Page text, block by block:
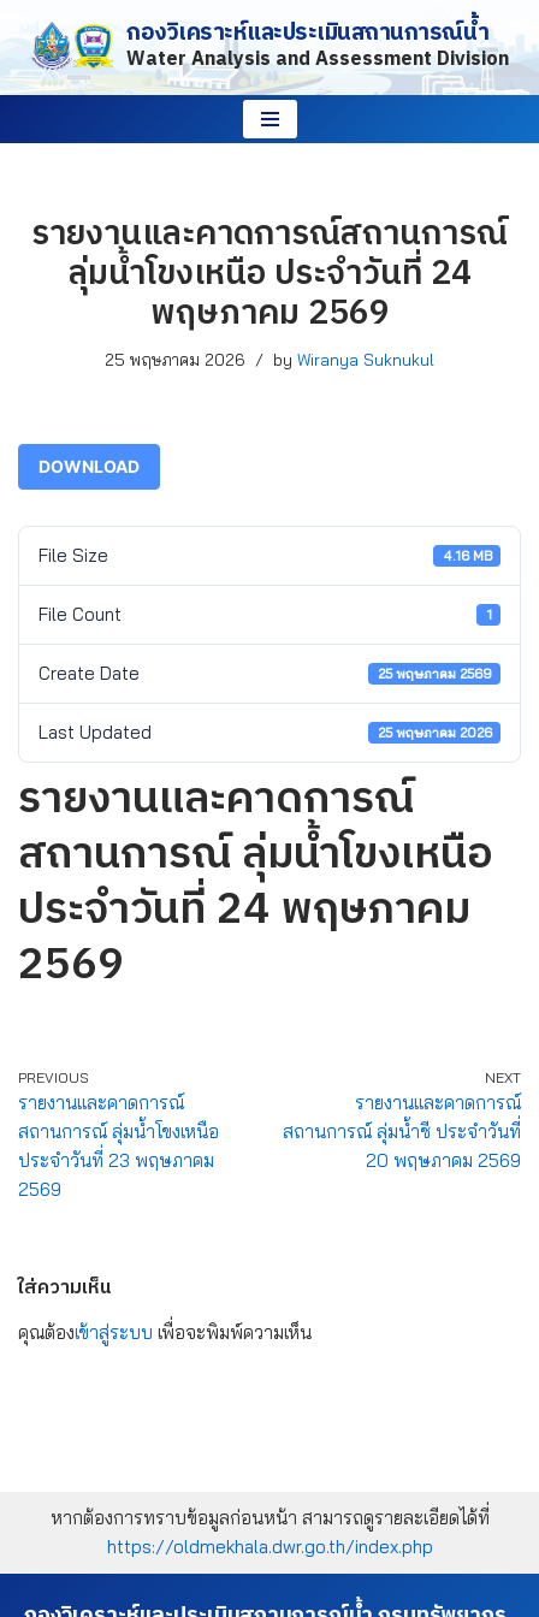
Skip
to
กองวิเคราะห์และประเมินสถานการณ์น้ำ
Water Analysis and Assessment Division
รายงานและคาดการณ์สถานการณ์
ลุ่มน้ำโขงเหนือ ประจำวันที่ 24
พฤษภาคม 2569
25 พฤษภาคม 2026 by Wiranya Suknukul
DOWNLOAD
File Size 4.16 MB
File Count 1
Create Date 25 พฤษภาคม 2569
Last Updated 25 พฤษภาคม 2026
รายงานและคาดการณ์
สถานการณ์ ลุ่มน้ำโขงเหนือ
ประจำวันที่ 24 พฤษภาคม
2569
PREVIOUS
รายงานและคาดการณ์
สถานการณ์ ลุ่มน้ำโขงเหนือ
ประจำวันที่ 23 พฤษภาคม
2569
NEXT
รายงานและคาดการณ์
สถานการณ์ ลุ่มน้ำชี ประจำวันที่
20 พฤษภาคม 2569
ใส่ความเห็น
คุณต้องเข้าสู่ระบบ เพื่อจะพิมพ์ความเห็น
หากต้องการทราบข้อมูลก่อนหน้า สามารถดูรายละเอียดได้ที่
https://oldmekhala.dwr.go.th/index.php